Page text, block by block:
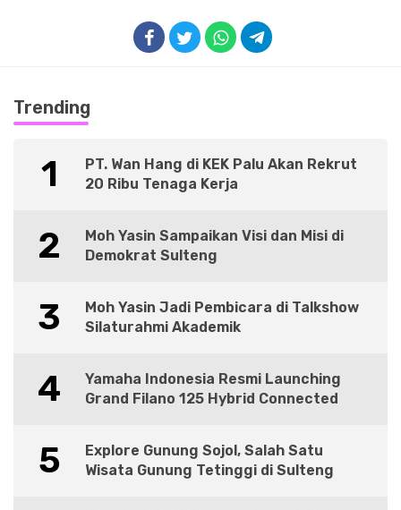
Trending
1
PT. Wan Hang di KEK Palu Akan Rekrut
20 Ribu Tenaga Kerja
2
Moh Yasin Sampaikan Visi dan Misi di
Demokrat Sulteng
3
Moh Yasin Jadi Pembicara di Talkshow
Silaturahmi Akademik
4
Yamaha Indonesia Resmi Launching
Grand Filano 125 Hybrid Connected
5
Explore Gunung Sojol, Salah Satu
Wisata Gunung Tetinggi di Sulteng